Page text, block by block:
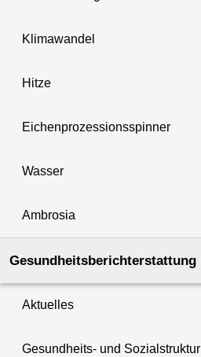
Klimawandel
Hitze
Eichenprozessionsspinner
Wasser
Ambrosia
Gesundheits­berichterstattung
Aktuelles
Gesundheits- und Sozialstruktur